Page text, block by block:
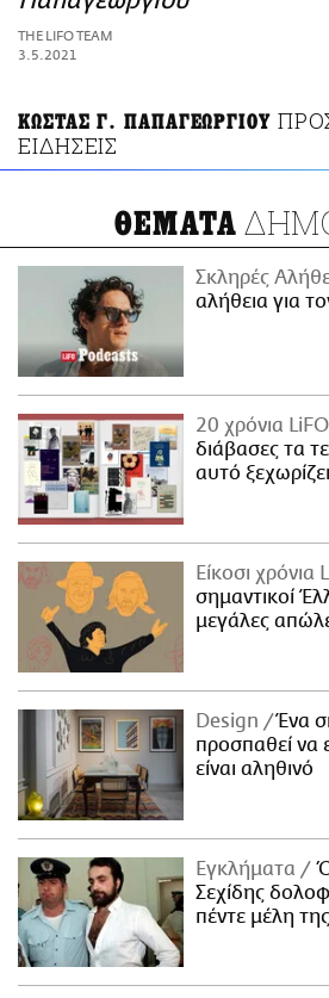
ΑΜΠΑ
PRINT
THE LIFO TEAM
3.5.2021
ΚΩΣΤΑΣ Γ. ΠΑΠΑΓΕΩΡΓΙΟΥ
ΕΙΔΗΣΕΙΣ
ΘΕΜΑΤΑ
Σκληρές
αλήθεια για
20 χρόνια LiFO
διάβασες τα
αυτό
Είκοσι χρόνια
σημαντικοί
μεγάλες
Design
Ένα
προσπαθεί να
είναι αληθινό
Εγκλήματα
Σεχίδης
πέντε μέλη